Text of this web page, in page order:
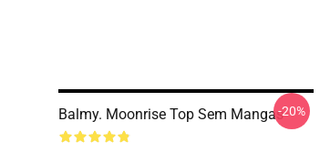
Balmy. Moonrise Top Sem Mangas-20%